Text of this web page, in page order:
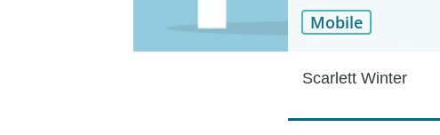
Mobile
Scarlett Winter